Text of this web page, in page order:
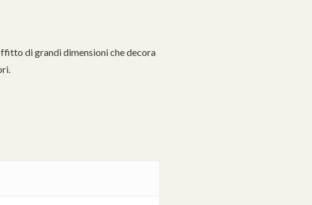
di grandi dimensioni che decora